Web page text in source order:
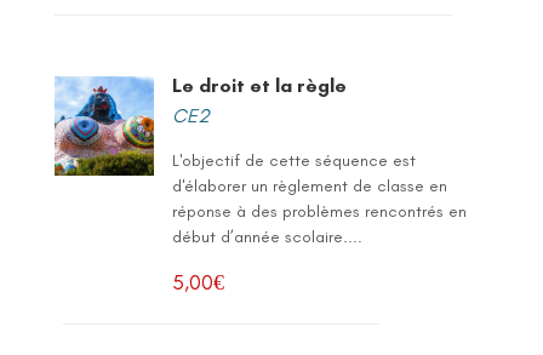
Le droit et la règle
CE2
L'objectif de cette séquence est
d'élaborer un règlement de classe en
réponse à des problèmes rencontrés en
début d’année scolaire....
5,00€